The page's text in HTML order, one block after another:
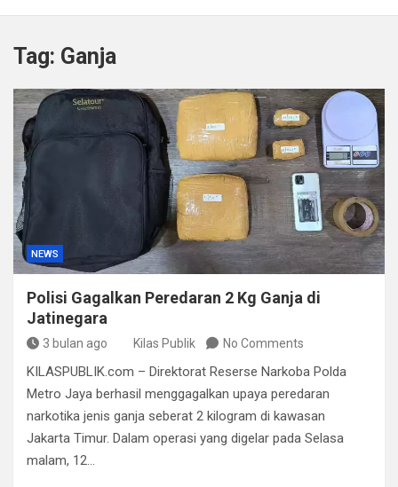
Kapolda Sumsel Tekankan Tiga Langkah Cegah
Satpol PP Bandung Tertibkan 645 Bangunan Liar dalam
Polisi Bongkar Dugaan Peredaran Sabu di Bengkulu,
Puluhan Gram Narkotika Disita
Kurir Ganja Ditangkap, Puluhan Paket Digagalkan Polisi
di Pasaman Barat
Tag: Ganja
NEWS
Polisi Gagalkan Peredaran 2 Kg Ganja di
Jatinegara
3 bulan ago Kilas Publik No Comments
KILASPUBLIK.com – Direktorat Reserse Narkoba Polda
Metro Jaya berhasil menggagalkan upaya peredaran
narkotika jenis ganja seberat 2 kilogram di kawasan
Jakarta Timur. Dalam operasi yang digelar pada Selasa
malam, 12…